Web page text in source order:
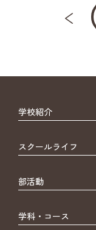
学校紹介
スクールライフ
部活動
学科・コース